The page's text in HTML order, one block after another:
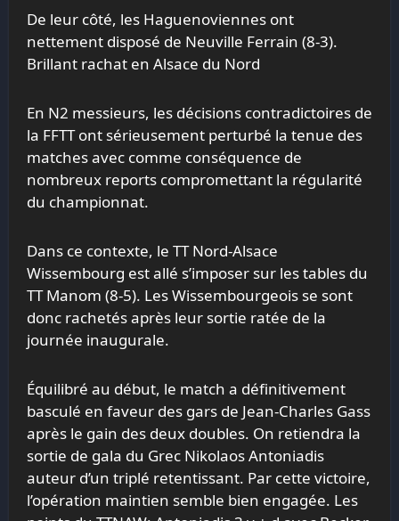
De leur côté, les Haguenoviennes ont
nettement disposé de Neuville Ferrain (8-3).
Brillant rachat en Alsace du Nord
En N2 messieurs, les décisions contradictoires de
la FFTT ont sérieusement perturbé la tenue des
matches avec comme conséquence de
nombreux reports compromettant la régularité
du championnat.
Dans ce contexte, le TT Nord-Alsace
Wissembourg est allé s’imposer sur les tables du
TT Manom (8-5). Les Wissembourgeois se sont
donc rachetés après leur sortie ratée de la
journée inaugurale.
Équilibré au début, le match a définitivement
basculé en faveur des gars de Jean-Charles Gass
après le gain des deux doubles. On retiendra la
sortie de gala du Grec Nikolaos Antoniadis
auteur d’un triplé retentissant. Par cette victoire,
l’opération maintien semble bien engagée. Les